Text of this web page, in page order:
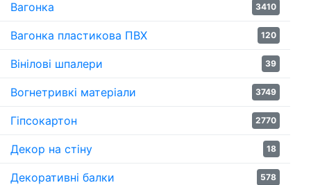
Вагонка 3410
Вагонка пластикова ПВХ 120
Вінілові шпалери 39
Вогнетривкі матеріали 3749
Гіпсокартон 2770
Декор на стіну 18
Декоративні балки 578